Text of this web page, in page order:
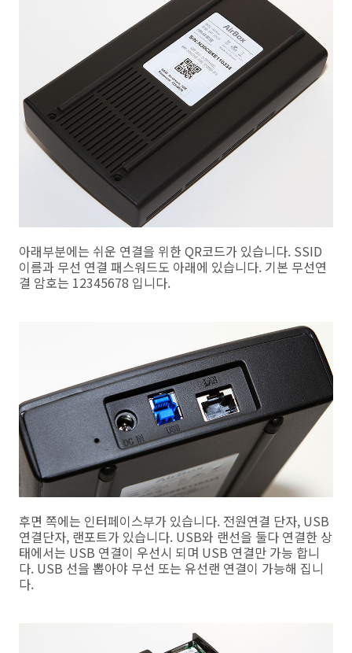
아래부분에는 쉬운 연결을 위한 QR코드가 있습니다. SSID
이름과 무선 연결 패스워드도 아래에 있습니다. 기본 무선연
결 암호는 12345678 입니다.
후면 쪽에는 인터페이스부가 있습니다. 전원연결 단자, USB
연결단자, 랜포트가 있습니다. USB와 랜선을 둘다 연결한 상
태에서는 USB 연결이 우선시 되며 USB 연결만 가능 합니
다. USB 선을 뽑아야 무선 또는 유선랜 연결이 가능해 집니
다.